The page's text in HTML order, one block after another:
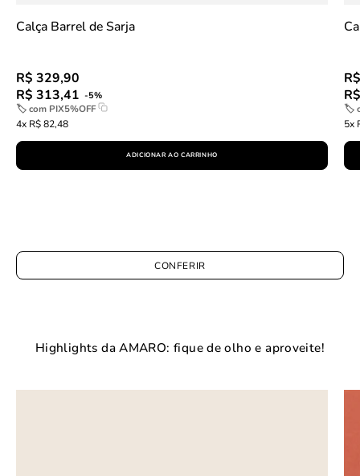
Calça Barrel de Sarja
R$ 329,90
R$ 313,41 -5%
🏷 com PIX5%OFF
4x R$ 82,48
ADICIONAR AO CARRINHO
🏷
5x
CONFERIR
Highlights da AMARO: fique de olho e aproveite!